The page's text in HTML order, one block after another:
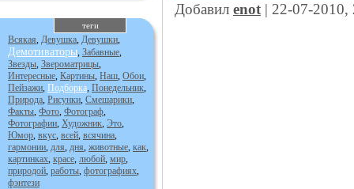
теги
Всякая, Девушка, Девушки,
Демотиваторы, Забавные,
Звезды, Звероматрицы,
Интересные, Картины, Наш, Обои,
Пейзажи, Подборка, Понедельник,
Природа, Рисунки, Смешарики,
Факты, Фото, Фотограф,
Фотографии, Художник, Это,
Юмор, вкус, всей, всячина,
гармонии, для, дня, животные, как,
картинках, красе, любой, мир,
природой, работы, фотографиях,
фэнтези
Добавил enot | 22-07-